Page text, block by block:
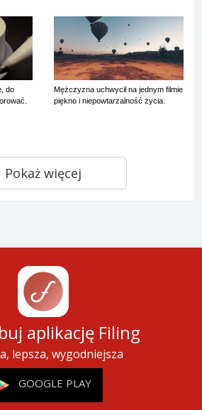
do
Mężczyzna uchwycił na jednym filmie
piękno i niepowtarzalność życia.
Pokaż więcej
aplikację Filing
lepsza, wygodniejsza
GOOGLE PLAY